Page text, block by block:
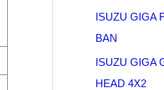
ISUZU GIGA
BAN
ISUZU GIGA
HEAD 4X2